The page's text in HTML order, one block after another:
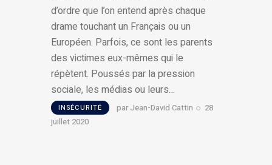
d’ordre que l’on entend après chaque
drame touchant un Français ou un
Européen. Parfois, ce sont les parents
des victimes eux-mêmes qui le
répètent. Poussés par la pression
sociale, les médias ou leurs…
INSÉCURITÉ par Jean-David Cattin
28
juillet 2020